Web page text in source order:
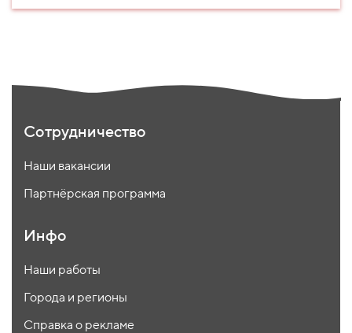
Сотрудничество
Наши вакансии
Партнёрская программа
Инфо
Наши работы
Города и регионы
Справка о рекламе